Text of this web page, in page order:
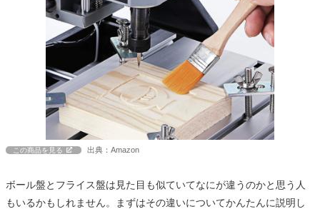
この商品を見る 出典：Amazon
ボール盤とフライス盤は見た目も似ていてなにが違うのかと思う人
もいるかもしれません。まずはその違いについてかんたんに説明し